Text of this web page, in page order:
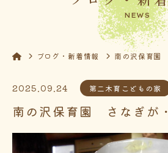
NEWS
ブログ・新着情報 南の沢保育園
2025.09.24 第二木育こどもの家
南の沢保育園 さなぎが